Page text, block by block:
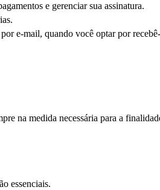
e gerenciar sua assinatura.
e-mail, quando você optar por
na medida necessária para a
essenciais.